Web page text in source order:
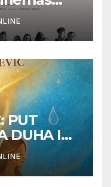
festivalu
PUT
DUHA I